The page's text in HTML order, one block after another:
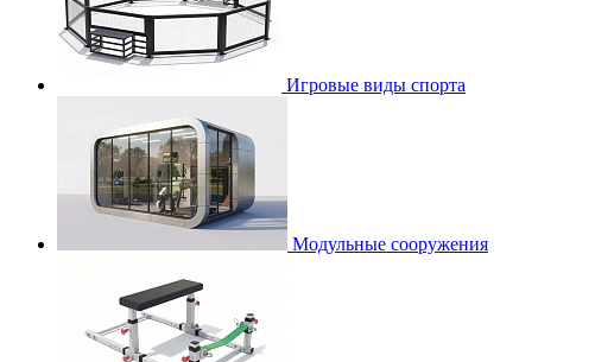
Игровые виды спорта
Модульные сооружения